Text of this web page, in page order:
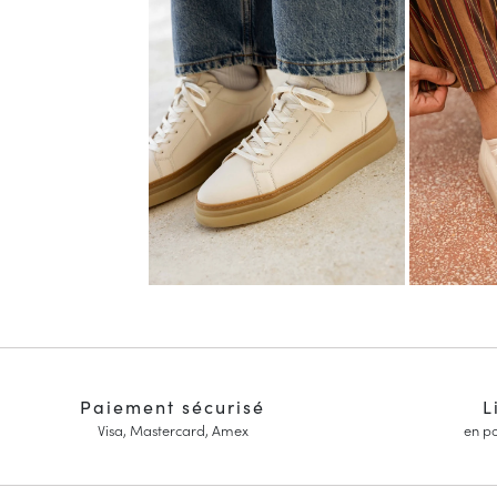
en
Paiement sécurisé
Visa, Mastercard, Amex